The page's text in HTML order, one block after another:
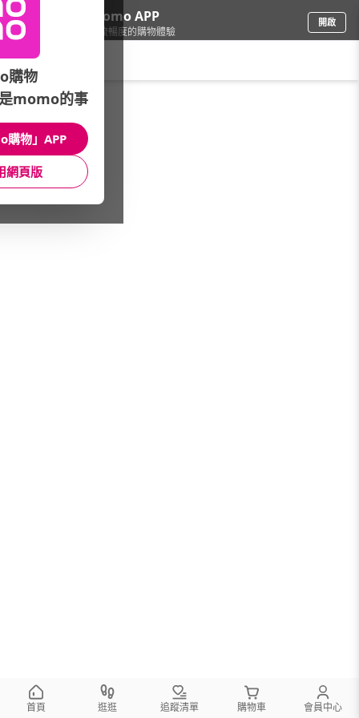
下載momo APP
給你3倍流暢度的購物體驗
開啟
餐廚用品/通風/排風扇
本館精選商品
館長推薦 月銷量
首頁 逛逛 追蹤清單 購物車 會員中心
購物
momo的事
購物」APP
網頁版